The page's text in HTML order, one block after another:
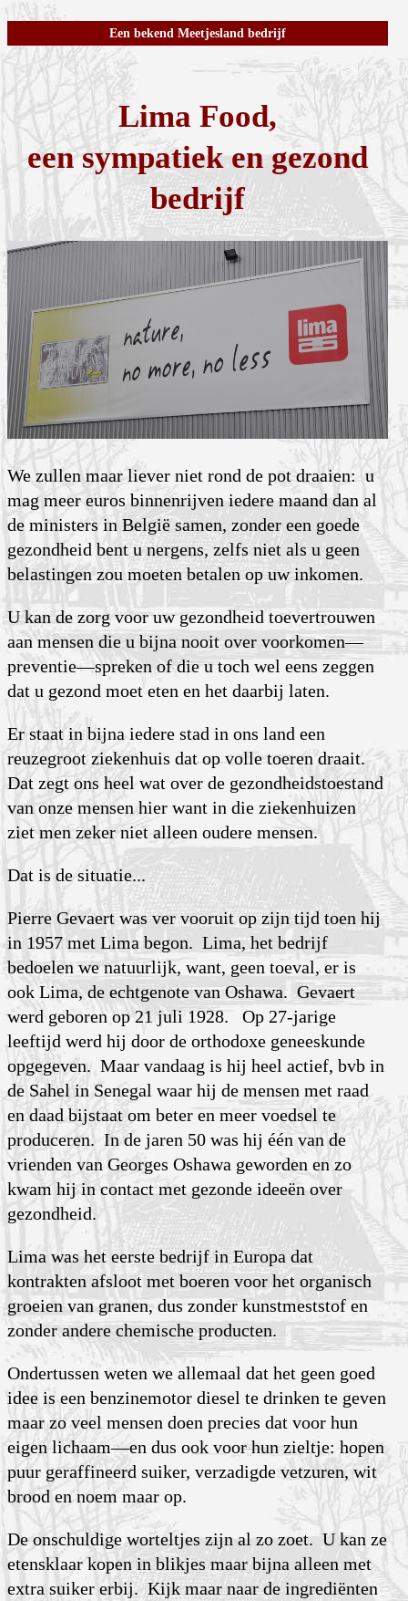
Een bekend Meetjesland bedrijf
Lima Food,
een sympatiek en gezond
bedrijf
We zullen maar liever niet rond de pot draaien: u
mag meer euros binnenrijven iedere maand dan al
de ministers in België samen, zonder een goede
gezondheid bent u nergens, zelfs niet als u geen
belastingen zou moeten betalen op uw inkomen.
U kan de zorg voor uw gezondheid toevertrouwen
aan mensen die u bijna nooit over voorkomen—
preventie—spreken of die u toch wel eens zeggen
dat u gezond moet eten en het daarbij laten.
Er staat in bijna iedere stad in ons land een
reuzegroot ziekenhuis dat op volle toeren draait.
Dat zegt ons heel wat over de gezondheidstoestand
van onze mensen hier want in die ziekenhuizen
ziet men zeker niet alleen oudere mensen.
Dat is de situatie...
Pierre Gevaert was ver vooruit op zijn tijd toen hij
in 1957 met Lima begon. Lima, het bedrijf
bedoelen we natuurlijk, want, geen toeval, er is
ook Lima, de echtgenote van Oshawa. Gevaert
werd geboren op 21 juli 1928. Op 27-jarige
leeftijd werd hij door de orthodoxe geneeskunde
opgegeven. Maar vandaag is hij heel actief, bvb in
de Sahel in Senegal waar hij de mensen met raad
en daad bijstaat om beter en meer voedsel te
produceren. In de jaren 50 was hij één van de
vrienden van Georges Oshawa geworden en zo
kwam hij in contact met gezonde ideeën over
gezondheid.
Lima was het eerste bedrijf in Europa dat
kontrakten afsloot met boeren voor het organisch
groeien van granen, dus zonder kunstmeststof en
zonder andere chemische producten.
Ondertussen weten we allemaal dat het geen goed
idee is een benzinemotor diesel te drinken te geven
maar zo veel mensen doen precies dat voor hun
eigen lichaam—en dus ook voor hun zieltje: hopen
puur geraffineerd suiker, verzadigde vetzuren, wit
brood en noem maar op.
De onschuldige worteltjes zijn al zo zoet. U kan ze
etensklaar kopen in blikjes maar bijna alleen met
extra suiker erbij. Kijk maar naar de ingrediënten